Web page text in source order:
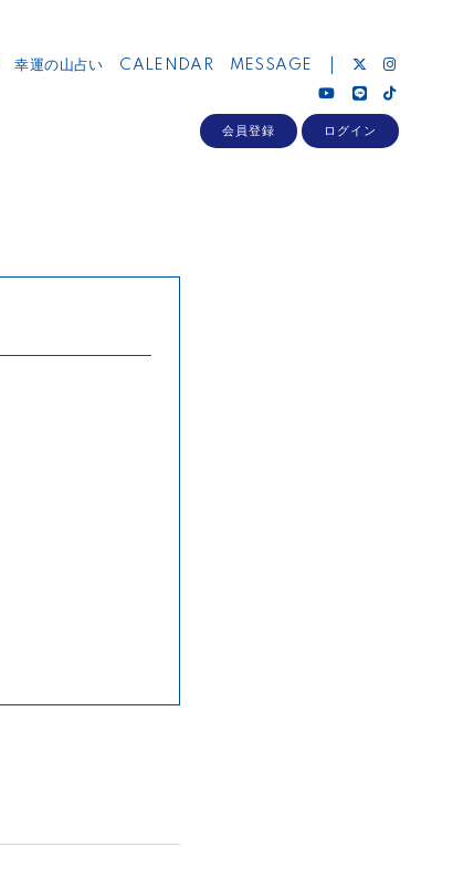
幸運の山占い CALENDAR MESSAGE
会員登録 ログイン